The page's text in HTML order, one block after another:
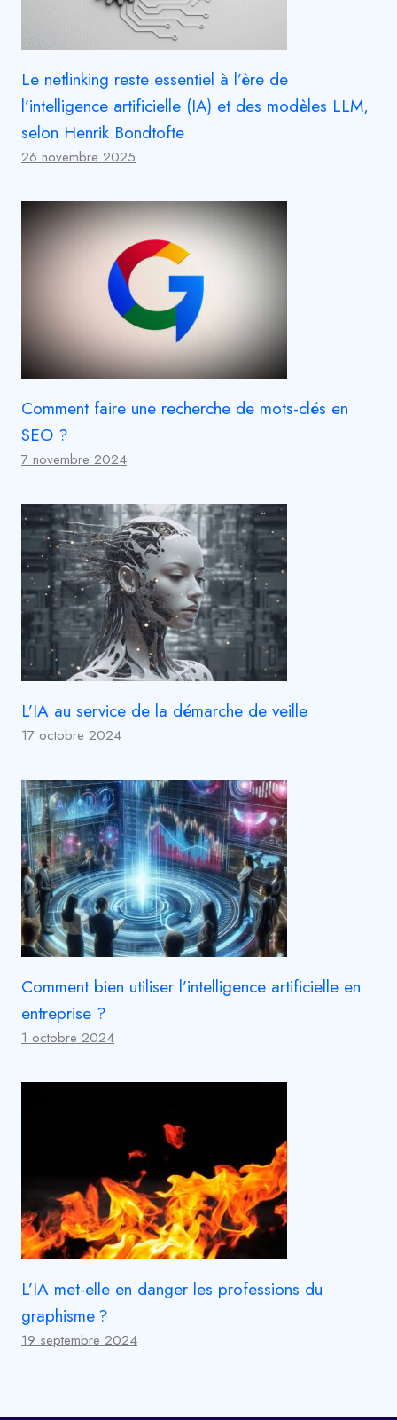
Le netlinking reste essentiel à l’ère de
l’intelligence artificielle (IA) et des modèles LLM,
selon Henrik Bondtofte
26 novembre 2025
Comment faire une recherche de mots-clés en
SEO ?
7 novembre 2024
L’IA au service de la démarche de veille
17 octobre 2024
Comment bien utiliser l’intelligence artificielle en
entreprise ?
1 octobre 2024
L’IA met-elle en danger les professions du
graphisme ?
19 septembre 2024